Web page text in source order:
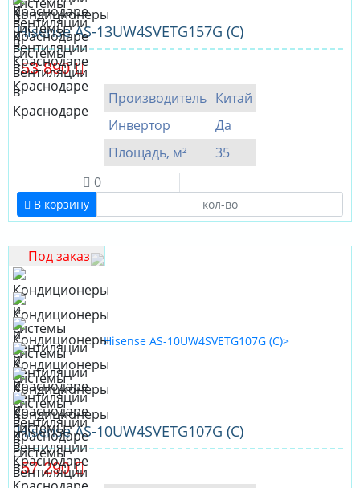
Hisense AS-13UW4SVETG157G (C)
53 890
Производитель Китай
Инвертор
Да
Площадь, м²
35
0
В корзину
Под заказ
Hisense AS-10UW4SVETG107G (C)
57 290